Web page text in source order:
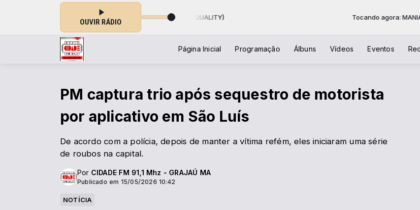
OUVIR RÁDIO
Tocando agora: MANIAC - Michael Sembello (HIGH QUALITY) Tocando agora: MANIAC - Michael
Página Inicial Programação Álbuns Vídeos Eventos
PM captura trio após sequestro de motorista
por aplicativo em São Luís
De acordo com a polícia, depois de manter a vítima refém, eles iniciaram uma série
de roubos na capital.
Por CIDADE FM 91,1 Mhz - GRAJAÚ MA
Publicado em 15/05/2026 10:42
NOTÍCIA